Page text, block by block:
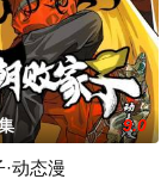
9.0
动态漫